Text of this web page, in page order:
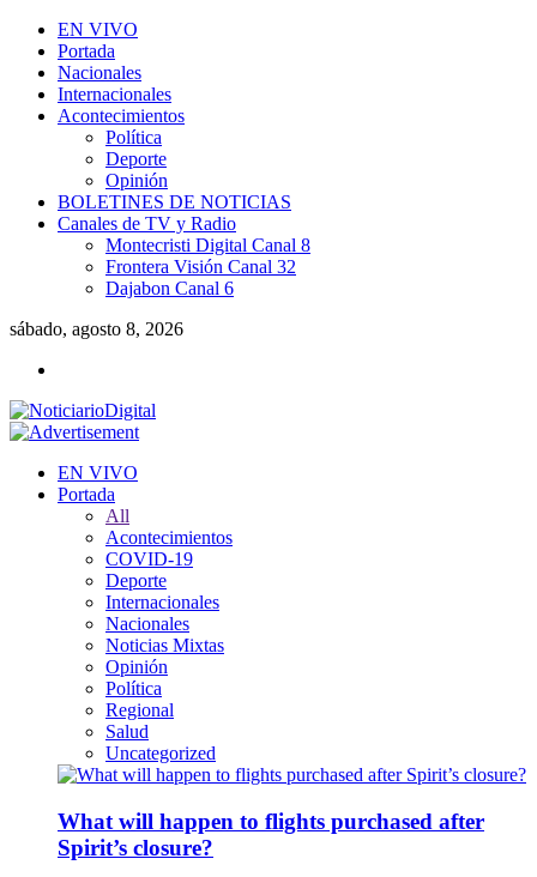
EN VIVO
Portada
Nacionales
Internacionales
Acontecimientos
Política
Deporte
Opinión
BOLETINES DE NOTICIAS
Canales de TV y Radio
Montecristi Digital Canal 8
Frontera Visión Canal 32
Dajabon Canal 6
sábado, agosto 8, 2026
EN VIVO
Portada
All
Acontecimientos
COVID-19
Deporte
Internacionales
Nacionales
Noticias Mixtas
Opinión
Política
Regional
Salud
Uncategorized
What will happen to flights purchased after
Spirit’s closure?